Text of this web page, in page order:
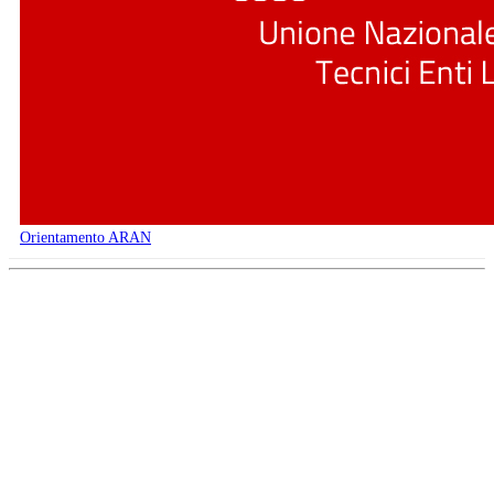
Orientamento ARAN